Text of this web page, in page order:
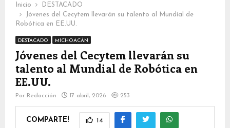
Inicio
DESTACADO
Jóvenes del Cecytem llevarán su talento al Mundial de
Robótica en EE.UU.
DESTACADO MICHOACÁN
Jóvenes del Cecytem llevarán su
talento al Mundial de Robótica en
EE.UU.
Por Redacción 17 abril, 2026 253
COMPARTE! 14